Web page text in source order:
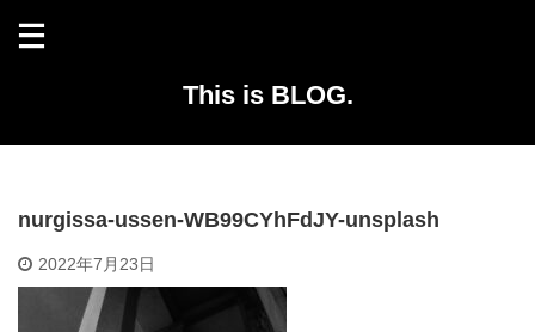
This is BLOG.
nurgissa-ussen-WB99CYhFdJY-unsplash
2022年7月23日